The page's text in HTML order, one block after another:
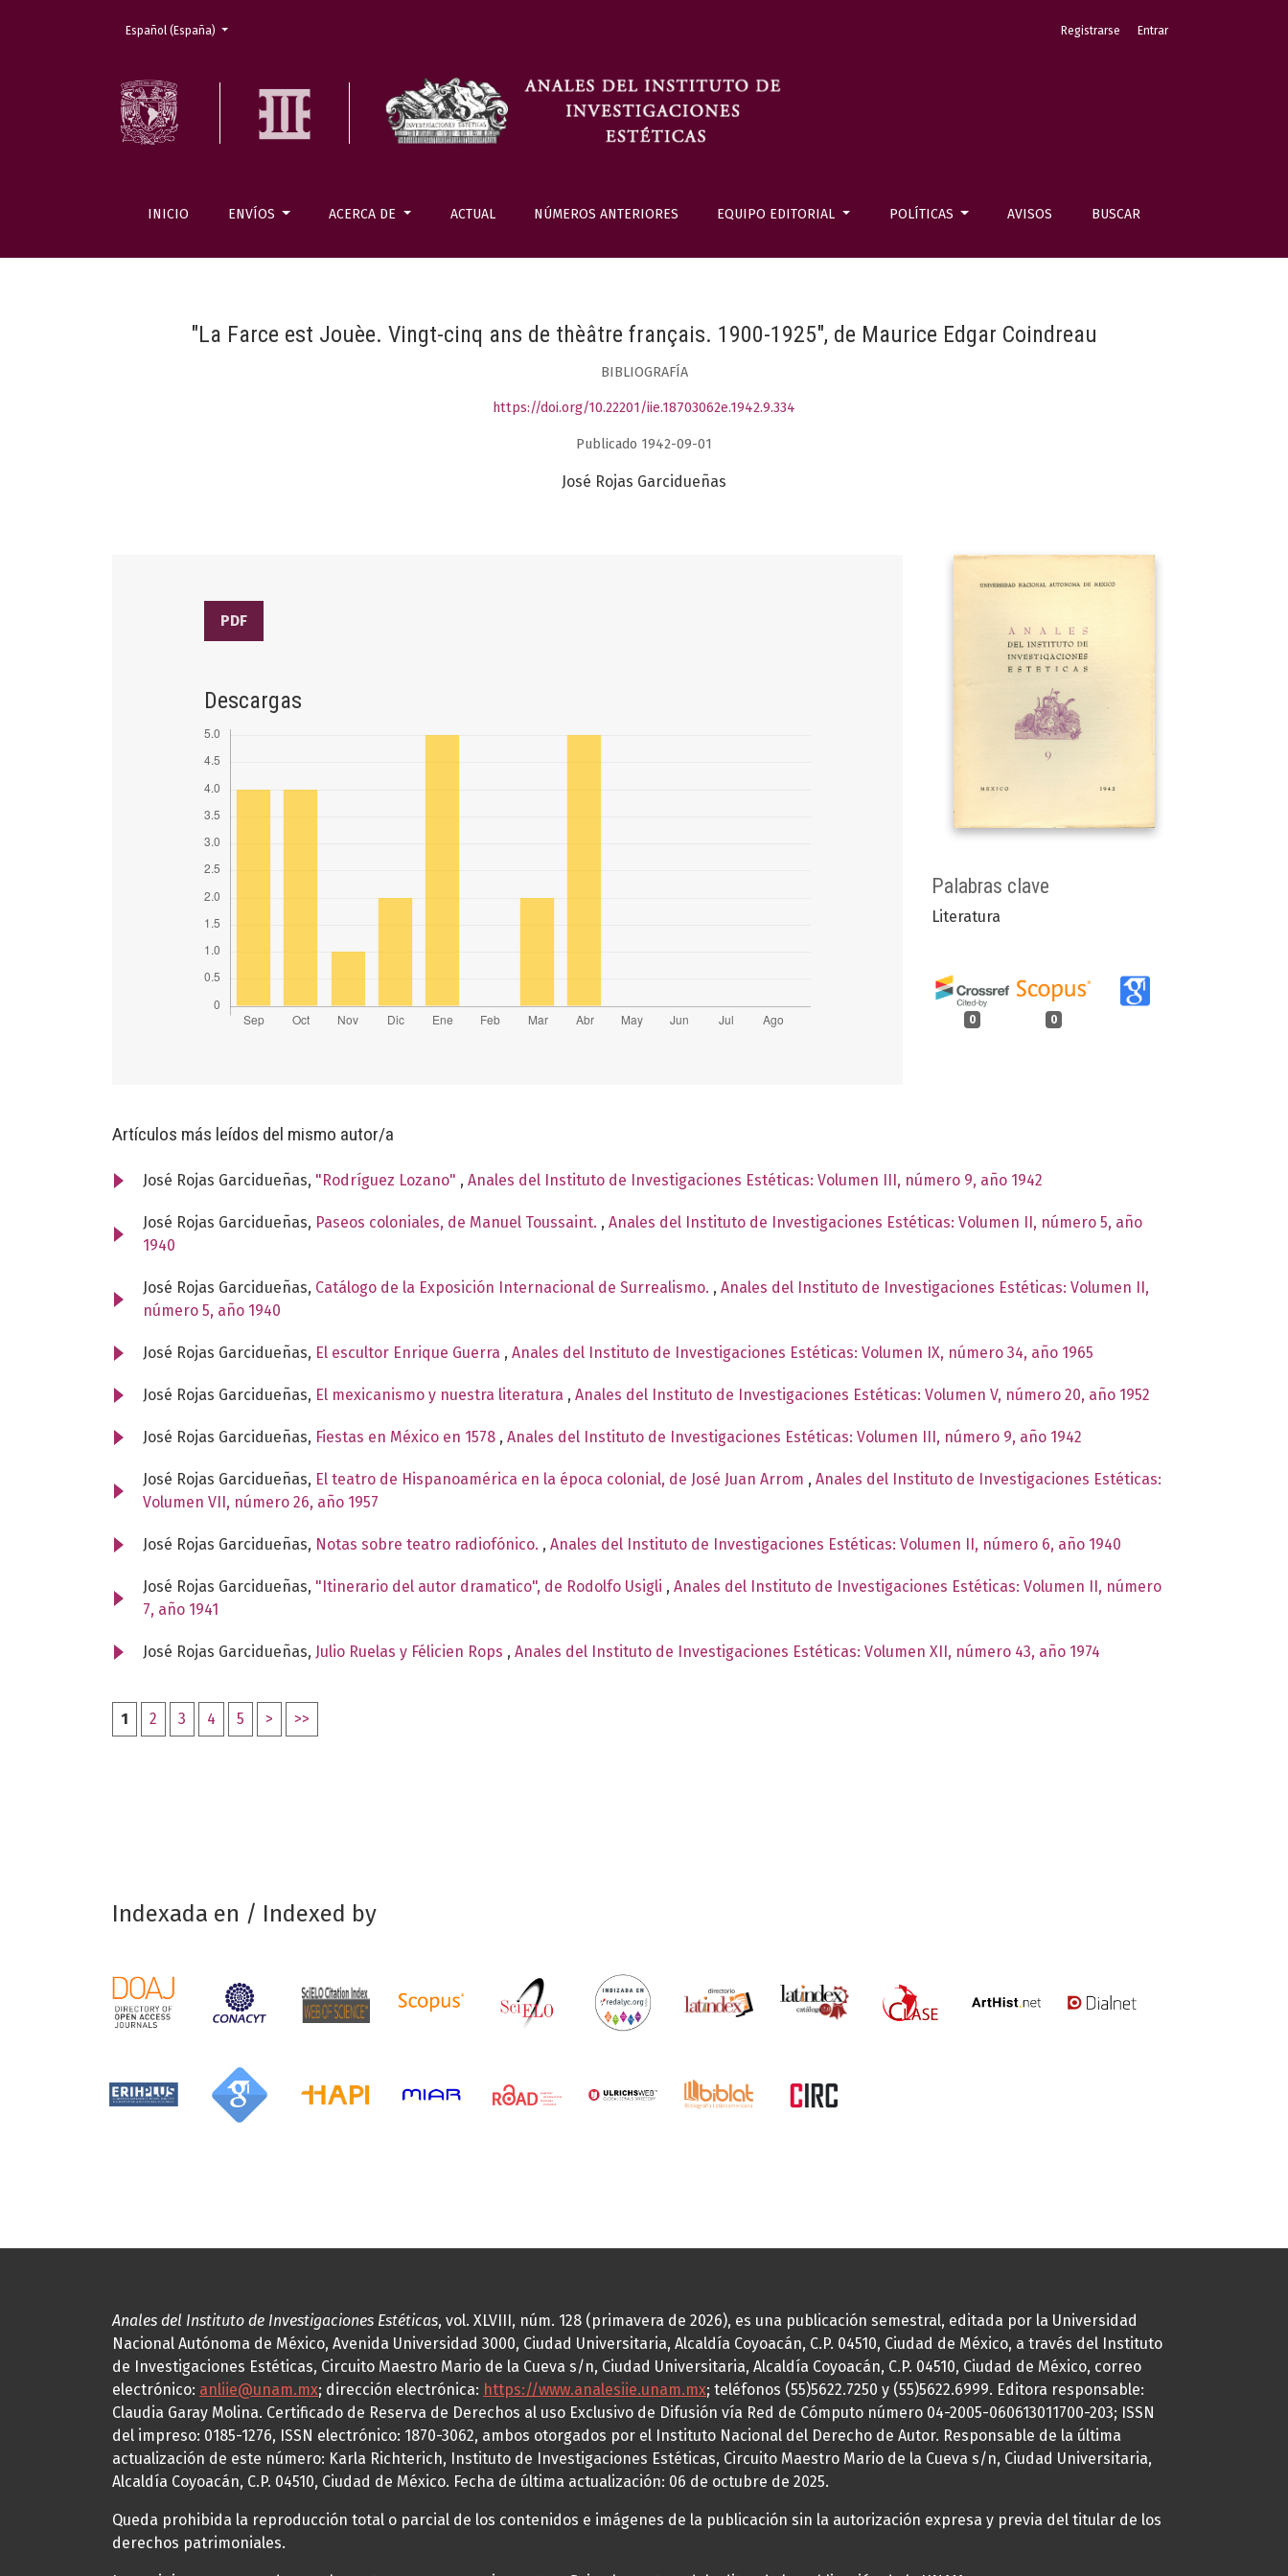
INICIO ENVÍOS ACERCA DE ACTUAL NÚMEROS ANTERIORES EQUIPO EDITORIAL POLÍTICAS AVISOS BUSCAR
Registrarse Entrar
Cambiar el idioma. El actual es:
Español (España)
"La Farce est Jouèe. Vingt-cinq ans de thèâtre français. 1900-1925", de Maurice Edgar Coindreau
BIBLIOGRAFÍA
https://doi.org/10.22201/iie.18703062e.1942.9.334
Publicado 1942-09-01
José Rojas Garcidueñas
Palabras clave
Literatura
0 0
PDF
Descargas
Artículos más leídos del mismo autor/a
José Rojas Garcidueñas, "Rodríguez Lozano" , Anales del Instituto de Investigaciones Estéticas: Volumen III, número 9, año 1942
José Rojas Garcidueñas, Paseos coloniales, de Manuel Toussaint. , Anales del Instituto de Investigaciones Estéticas: Volumen II, número 5, año
1940
José Rojas Garcidueñas, Catálogo de la Exposición Internacional de Surrealismo. , Anales del Instituto de Investigaciones Estéticas: Volumen II,
número 5, año 1940
José Rojas Garcidueñas, El escultor Enrique Guerra , Anales del Instituto de Investigaciones Estéticas: Volumen IX, número 34, año 1965
José Rojas Garcidueñas, El mexicanismo y nuestra literatura , Anales del Instituto de Investigaciones Estéticas: Volumen V, número 20, año 1952
José Rojas Garcidueñas, Fiestas en México en 1578 , Anales del Instituto de Investigaciones Estéticas: Volumen III, número 9, año 1942
José Rojas Garcidueñas, El teatro de Hispanoamérica en la época colonial, de José Juan Arrom , Anales del Instituto de Investigaciones Estéticas:
Volumen VII, número 26, año 1957
José Rojas Garcidueñas, Notas sobre teatro radiofónico. , Anales del Instituto de Investigaciones Estéticas: Volumen II, número 6, año 1940
José Rojas Garcidueñas, "Itinerario del autor dramatico", de Rodolfo Usigli , Anales del Instituto de Investigaciones Estéticas: Volumen II, número
7, año 1941
José Rojas Garcidueñas, Julio Ruelas y Félicien Rops , Anales del Instituto de Investigaciones Estéticas: Volumen XII, número 43, año 1974
1 2 3 4 5 > >>
Indexada en / Indexed by
Anales del Instituto de Investigaciones Estéticas, vol. XLVIII, núm. 128 (primavera de 2026), es una publicación semestral, editada por la Universidad
Nacional Autónoma de México, Avenida Universidad 3000, Ciudad Universitaria, Alcaldía Coyoacán, C.P. 04510, Ciudad de México, a través del Instituto
de Investigaciones Estéticas, Circuito Maestro Mario de la Cueva s/n, Ciudad Universitaria, Alcaldía Coyoacán, C.P. 04510, Ciudad de México, correo
electrónico: anliie@unam.mx; dirección electrónica: https://www.analesiie.unam.mx; teléfonos (55)5622.7250 y (55)5622.6999. Editora responsable:
Claudia Garay Molina. Certificado de Reserva de Derechos al uso Exclusivo de Difusión vía Red de Cómputo número 04-2005-060613011700-203; ISSN
del impreso: 0185-1276, ISSN electrónico: 1870-3062, ambos otorgados por el Instituto Nacional del Derecho de Autor. Responsable de la última
actualización de este número: Karla Richterich, Instituto de Investigaciones Estéticas, Circuito Maestro Mario de la Cueva s/n, Ciudad Universitaria,
Alcaldía Coyoacán, C.P. 04510, Ciudad de México. Fecha de última actualización: 06 de octubre de 2025.
Queda prohibida la reproducción total o parcial de los contenidos e imágenes de la publicación sin la autorización expresa y previa del titular de los
derechos patrimoniales.